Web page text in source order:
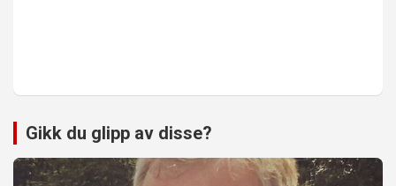
Gikk du glipp av disse?